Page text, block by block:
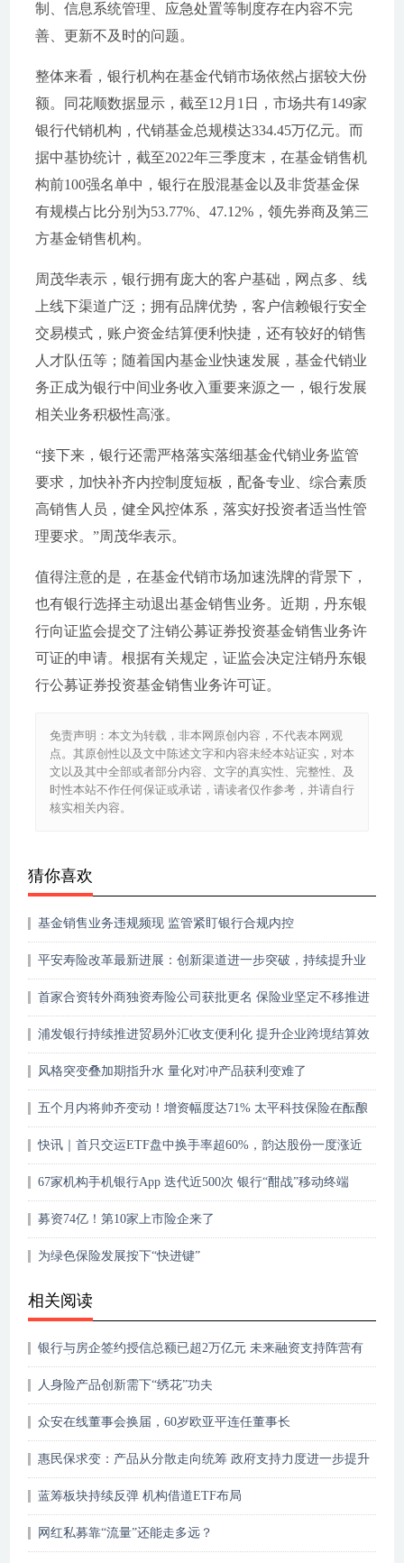
制、信息系统管理、应急处置等制度存在内容不完
善、更新不及时的问题。
整体来看，银行机构在基金代销市场依然占据较大份
额。同花顺数据显示，截至12月1日，市场共有149家
银行代销机构，代销基金总规模达334.45万亿元。而
据中基协统计，截至2022年三季度末，在基金销售机
构前100强名单中，银行在股混基金以及非货基金保
有规模占比分别为53.77%、47.12%，领先券商及第三
方基金销售机构。
周茂华表示，银行拥有庞大的客户基础，网点多、线
上线下渠道广泛；拥有品牌优势，客户信赖银行安全
交易模式，账户资金结算便利快捷，还有较好的销售
人才队伍等；随着国内基金业快速发展，基金代销业
务正成为银行中间业务收入重要来源之一，银行发展
相关业务积极性高涨。
“接下来，银行还需严格落实落细基金代销业务监管
要求，加快补齐内控制度短板，配备专业、综合素质
高销售人员，健全风控体系，落实好投资者适当性管
理要求。”周茂华表示。
值得注意的是，在基金代销市场加速洗牌的背景下，
也有银行选择主动退出基金销售业务。近期，丹东银
行向证监会提交了注销公募证券投资基金销售业务许
可证的申请。根据有关规定，证监会决定注销丹东银
行公募证券投资基金销售业务许可证。
免责声明：本文为转载，非本网原创内容，不代表本网观
点。其原创性以及文中陈述文字和内容未经本站证实，对本
文以及其中全部或者部分内容、文字的真实性、完整性、及
时性本站不作任何保证或承诺，请读者仅作参考，并请自行
核实相关内容。
猜你喜欢
基金销售业务违规频现 监管紧盯银行合规内控
平安寿险改革最新进展：创新渠道进一步突破，持续提升业
首家合资转外商独资寿险公司获批更名 保险业坚定不移推进
浦发银行持续推进贸易外汇收支便利化 提升企业跨境结算效
风格突变叠加期指升水 量化对冲产品获利变难了
五个月内将帅齐变动！增资幅度达71% 太平科技保险在酝酿
快讯｜首只交运ETF盘中换手率超60%，韵达股份一度涨近
67家机构手机银行App 迭代近500次 银行“酣战”移动终端
募资74亿！第10家上市险企来了
为绿色保险发展按下“快进键”
相关阅读
银行与房企签约授信总额已超2万亿元 未来融资支持阵营有
人身险产品创新需下“绣花”功夫
众安在线董事会换届，60岁欧亚平连任董事长
惠民保求变：产品从分散走向统筹 政府支持力度进一步提升
蓝筹板块持续反弹 机构借道ETF布局
网红私募靠“流量”还能走多远？